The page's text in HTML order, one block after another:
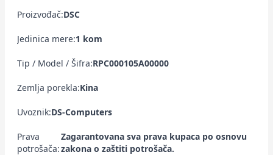
Proizvođač:DSC
Jedinica mere:1 kom
Tip / Model / Šifra:RPC000105A00000
Zemlja porekla:Kina
Uvoznik:DS-Computers
Prava
potrošača:
Zagarantovana sva prava kupaca po osnovu
zakona o zaštiti potrošača.